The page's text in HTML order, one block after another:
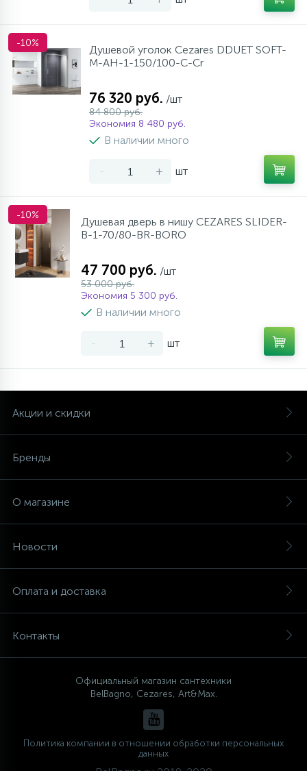
-10%
Душевой уголок Cezares DDUET SOFT-
M-AH-1-150/100-C-Cr
76 320 руб. /шт
84 800 руб.
Экономия 8 480 руб.
В наличии много
- + шт
-10%
Душевая дверь в нишу CEZARES SLIDER-
B-1-70/80-BR-BORO
47 700 руб. /шт
53 000 руб.
Экономия 5 300 руб.
В наличии много
- + шт
Акции и скидки
Бренды
О магазине
Новости
Оплата и доставка
Контакты
Официальный магазин сантехники
BelBagno, Cezares, Art&Max.
Политика компании в отношении обработки персональных
данных